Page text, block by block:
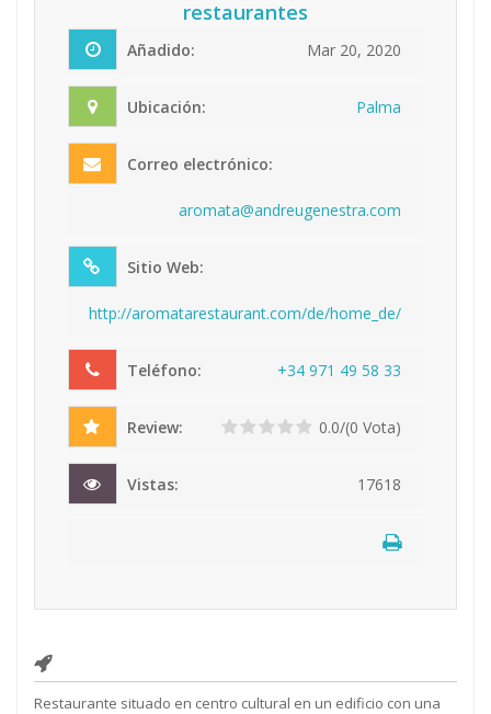
restaurantes
Añadido: Mar 20, 2020
Ubicación: Palma
Correo electrónico:
aromata@andreugenestra.com
Sitio Web:
http://aromatarestaurant.com/de/home_de/
Teléfono: +34 971 49 58 33
Review: 0.0/(0 Vota)
Vistas: 17618
Restaurante situado en centro cultural en un edificio con una